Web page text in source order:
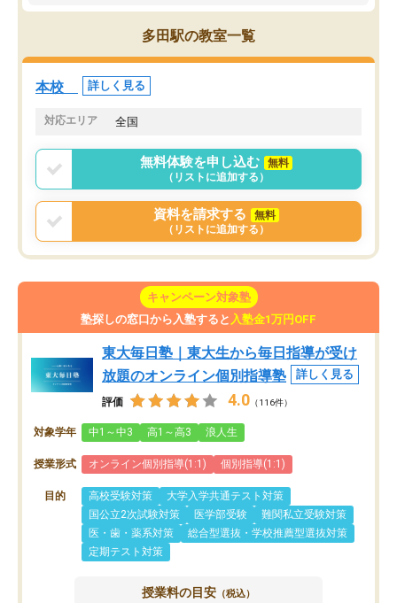
かと思った。
常に効果を実感している
すめできる塾です。
多田駅の教室一覧
本校 詳しく見る
対応エリア 全国
無料体験を申し込む
無料
（リストに追加する）
資料を請求する
無料
（リストに追加する）
キャンペーン対象塾
塾探しの窓口から入塾すると 入塾金1万円OFF
東大毎日塾｜東大生から毎日指導が受け
放題のオンライン個別指導塾
詳しく見る
評価 4.0 （116件）
対象学年 中1～中3 高1～高3 浪人生
授業形式 オンライン個別指導(1:1) 個別指導(1:1)
目的 高校受験対策
大学入学共通テスト対策
国公立2次試験対策
医学部受験
難関私立受験対策
医・歯・薬系対策
総合型選抜・学校推薦型選抜対策
定期テスト対策
授業料の目安 （税込）